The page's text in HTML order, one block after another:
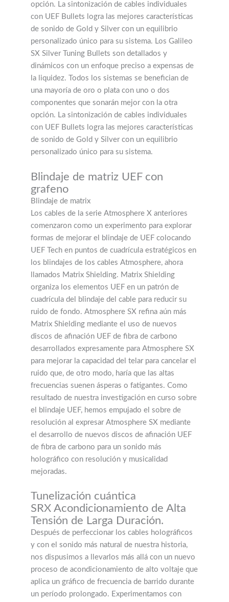
opción. La sintonización de cables individuales
con UEF Bullets logra las mejores características
de sonido de Gold y Silver con un equilibrio
personalizado único para su sistema. Los Galileo
SX Silver Tuning Bullets son detallados y
dinámicos con un enfoque preciso a expensas de
la liquidez. Todos los sistemas se benefician de
una mayoría de oro o plata con uno o dos
componentes que sonarán mejor con la otra
opción. La sintonización de cables individuales
con UEF Bullets logra las mejores características
de sonido de Gold y Silver con un equilibrio
personalizado único para su sistema.
Blindaje de matriz UEF con
grafeno
Blindaje de matrix
Los cables de la serie Atmosphere X anteriores
comenzaron como un experimento para explorar
formas de mejorar el blindaje de UEF colocando
UEF Tech en puntos de cuadrícula estratégicos en
los blindajes de los cables Atmosphere, ahora
llamados Matrix Shielding. Matrix Shielding
organiza los elementos UEF en un patrón de
cuadrícula del blindaje del cable para reducir su
ruido de fondo. Atmosphere SX refina aún más
Matrix Shielding mediante el uso de nuevos
discos de afinación UEF de fibra de carbono
desarrollados expresamente para Atmosphere SX
para mejorar la capacidad del telar para cancelar el
ruido que, de otro modo, haría que las altas
frecuencias suenen ásperas o fatigantes. Como
resultado de nuestra investigación en curso sobre
el blindaje UEF, hemos empujado el sobre de
resolución al expresar Atmosphere SX mediante
el desarrollo de nuevos discos de afinación UEF
de fibra de carbono para un sonido más
holográfico con resolución y musicalidad
mejoradas.
Tunelización cuántica
SRX Acondicionamiento de Alta
Tensión de Larga Duración.
Después de perfeccionar los cables holográficos
y con el sonido más natural de nuestra historia,
nos dispusimos a llevarlos más allá con un nuevo
proceso de acondicionamiento de alto voltaje que
aplica un gráfico de frecuencia de barrido durante
un período prolongado. Experimentamos con